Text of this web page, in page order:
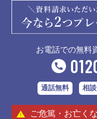
お電話での無料
通話無料 相
ご危篤・お亡く